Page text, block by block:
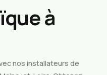
à
nos installateurs de